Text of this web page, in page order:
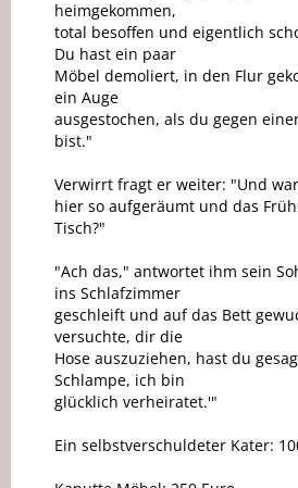
heimgekommen,
total besoffen und eigentlich
Du hast ein paar
Möbel demoliert, in den Flur
ein Auge
ausgestochen, als du gegen
bist."
Verwirrt fragt er weiter: "Und
hier so aufgeräumt und das
Tisch?"
"Ach das," antwortet ihm sein
ins Schlafzimmer
geschleift und auf das Bett
versuchte, dir die
Hose auszuziehen, hast du
Schlampe, ich bin
glücklich verheiratet.'"
Ein selbstverschuldeter Kater: